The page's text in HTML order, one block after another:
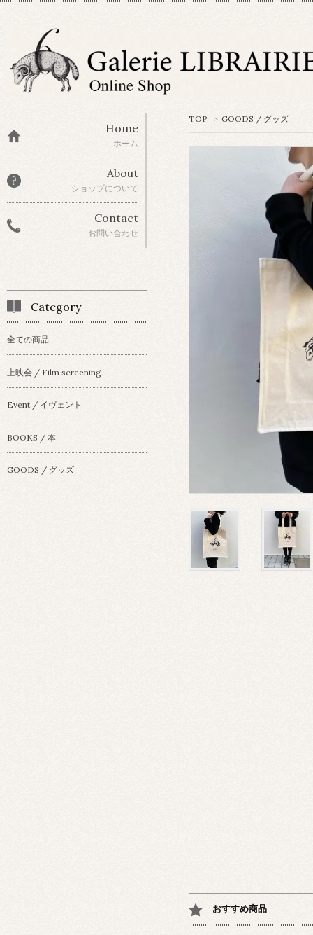
TOP > GOODS / グッズ
おすすめ商品
Home
ホーム
About
ショップについて
Contact
お問い合わせ
Category
全ての商品
上映会 / Film screening
Event / イヴェント
BOOKS / 本
GOODS / グッズ